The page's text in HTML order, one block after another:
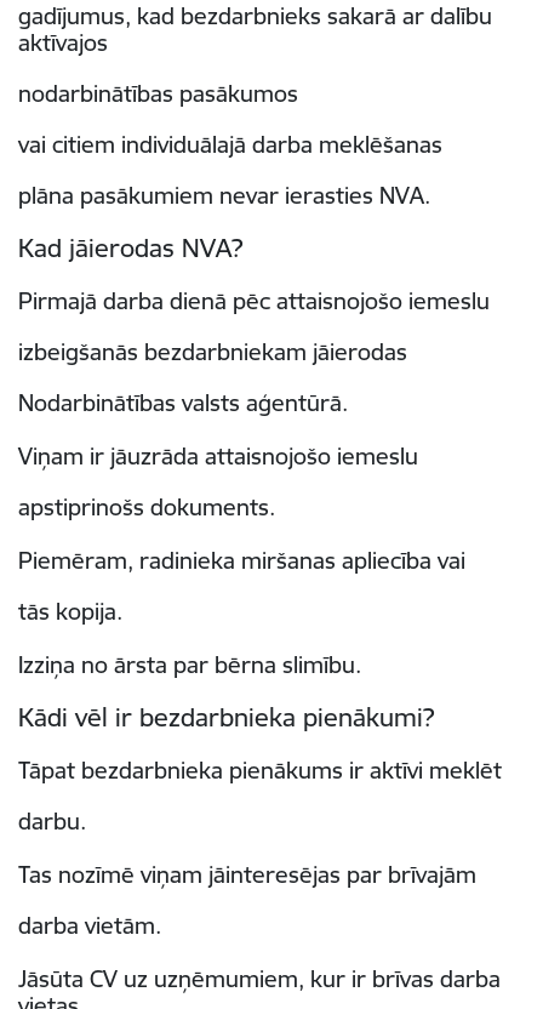
gadījumus, kad bezdarbnieks sakarā ar dalību
aktīvajos
nodarbinātības pasākumos
vai citiem individuālajā darba meklēšanas
plāna pasākumiem nevar ierasties NVA.
Kad jāierodas NVA?
Pirmajā darba dienā pēc attaisnojošo iemeslu
izbeigšanās bezdarbniekam jāierodas
Nodarbinātības valsts aģentūrā.
Viņam ir jāuzrāda attaisnojošo iemeslu
apstiprinošs dokuments.
Piemēram, radinieka miršanas apliecība vai
tās kopija.
Izziņa no ārsta par bērna slimību.
Kādi vēl ir bezdarbnieka pienākumi?
Tāpat bezdarbnieka pienākums ir aktīvi meklēt
darbu.
Tas nozīmē viņam jāinteresējas par brīvajām
darba vietām.
Jāsūta CV uz uzņēmumiem, kur ir brīvas darba